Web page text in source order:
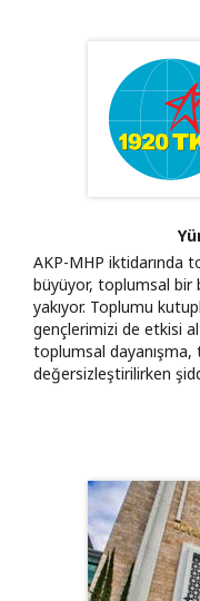
AKP-MHP iktidarında
büyüyor, toplumsal bir
yakıyor. Toplumu
gençlerimizi de etkisi
toplumsal
değersizleştirilirken